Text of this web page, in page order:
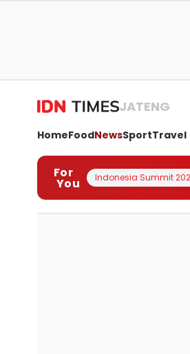
JATENG
HomeFoodNewsSportTravel
For
You Indonesia Summit